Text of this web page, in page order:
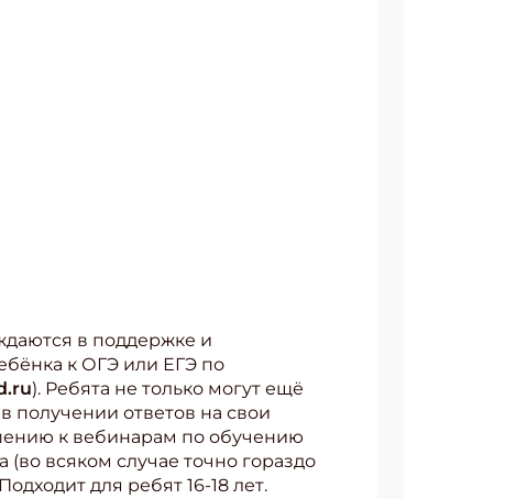
в поддержке и
к ОГЭ или ЕГЭ по
). Ребята не только могут ещё
получении ответов на свои
к вебинарам по обучению
(во всяком случае точно гораздо
для ребят 16-18 лет.